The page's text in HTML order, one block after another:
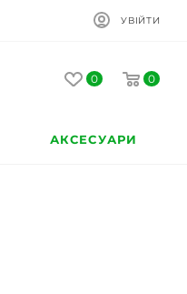
УВІЙТИ
0 0
АКСЕСУАРИ